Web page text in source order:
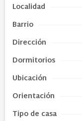
Localidad
Barrio
Dirección
Dormitorios
Ubicación
Orientación
Tipo de casa